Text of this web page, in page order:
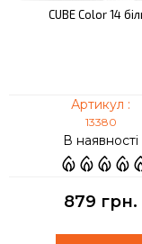
CUBE Color 14
Артикул :
13380
В наявності
879 грн.